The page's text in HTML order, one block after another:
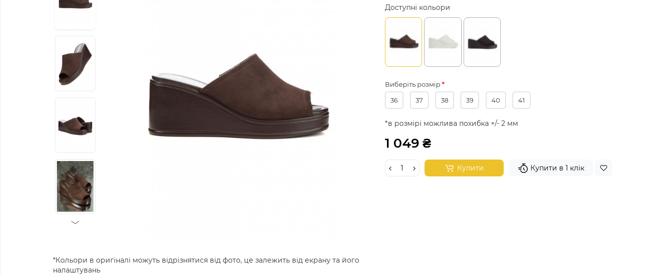
*Кольори в оригіналі можуть відрізнятися від фото, це залежить від екрану та його
налаштувань
Доступні кольори
Виберіть розмір
36
37 38 39 40 41
*в розмірі можлива похибка +/- 2 мм
1 049 ₴
Купити Купити в 1 клік